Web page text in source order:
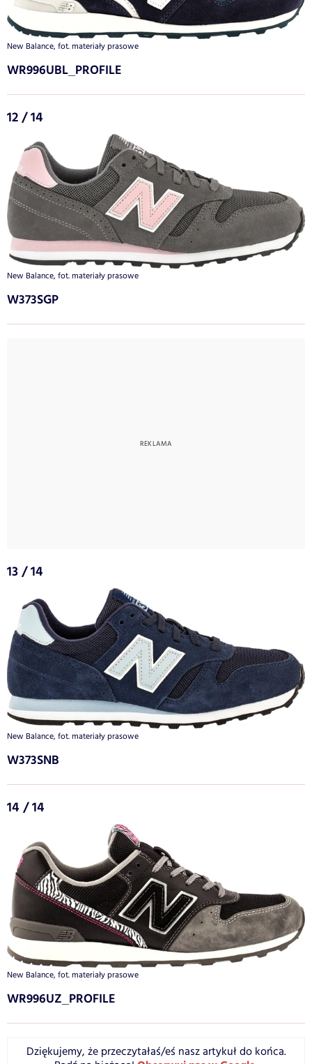
New Balance, fot. materiały prasowe
WR996UBL_PROFILE
12 / 14
New Balance, fot. materiały prasowe
W373SGP
13 / 14
New Balance, fot. materiały prasowe
W373SNB
14 / 14
New Balance, fot. materiały prasowe
WR996UZ_PROFILE
Dziękujemy, że przeczytałaś/eś nasz artykuł do końca.